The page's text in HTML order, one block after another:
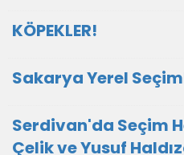
KÖPEKLER!
Sakarya Yerel
Serdivan'da Seçim
Çelik ve Yusuf